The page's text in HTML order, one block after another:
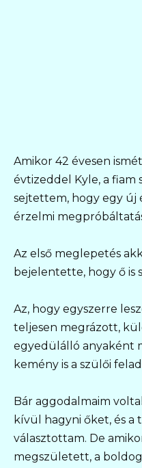
Amikor 42 évesen
évtizeddel Kyle, a fiam
sejtettem, hogy egy új
érzelmi
Az első meglepetés
bejelentette, hogy ő is
Az, hogy egyszerre
teljesen megrázott,
egyedülálló anyaként
kemény is a szülői
Bár aggodalmaim
kívül hagyni őket, és a
választottam. De
megszületett, a